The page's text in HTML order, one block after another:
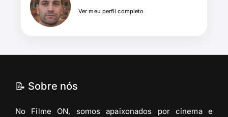
Ver meu perfil completo
📝 Sobre nós
No Filme ON, somos apaixonados por cinema e